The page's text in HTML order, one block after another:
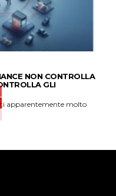
NON CONTROLLA
GLI
apparentemente molto